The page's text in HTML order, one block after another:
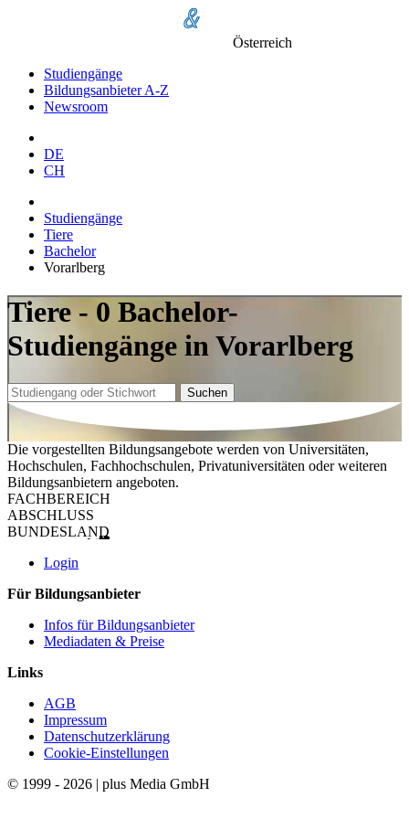
Österreich
Studiengänge
Bildungsanbieter A-Z
Newsroom
DE
CH
Studiengänge
Tiere
Bachelor
Vorarlberg
Tiere - 0 Bachelor-
Studiengänge in Vorarlberg
Suchen
Die vorgestellten Bildungsangebote werden von Universitäten,
Hochschulen, Fachhochschulen, Privatuniversitäten oder weiteren
Bildungsanbietern angeboten.
FACHBEREICH
ABSCHLUSS
BUNDESLAND
Login
Für Bildungsanbieter
Infos für Bildungsanbieter
Mediadaten & Preise
Links
AGB
Impressum
Datenschutzerklärung
Cookie-Einstellungen
© 1999 - 2026 | plus Media GmbH